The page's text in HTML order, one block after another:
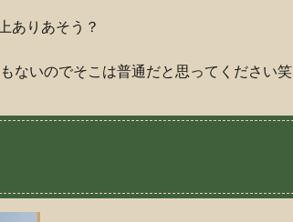
ありあそう？
ないのでそこは普通だと思ってください笑